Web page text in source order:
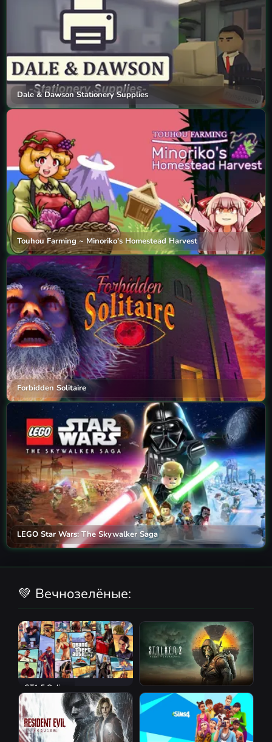
Dale & Dawson Stationery Supplies
Touhou Farming ~ Minoriko's Homestead Harvest
Forbidden Solitaire
LEGO Star Wars: The Skywalker Saga
💚 Вечнозелёные:
GTA 5 Online
S.T.A.L.K.E.R. 2: Heart of
Chornobyl